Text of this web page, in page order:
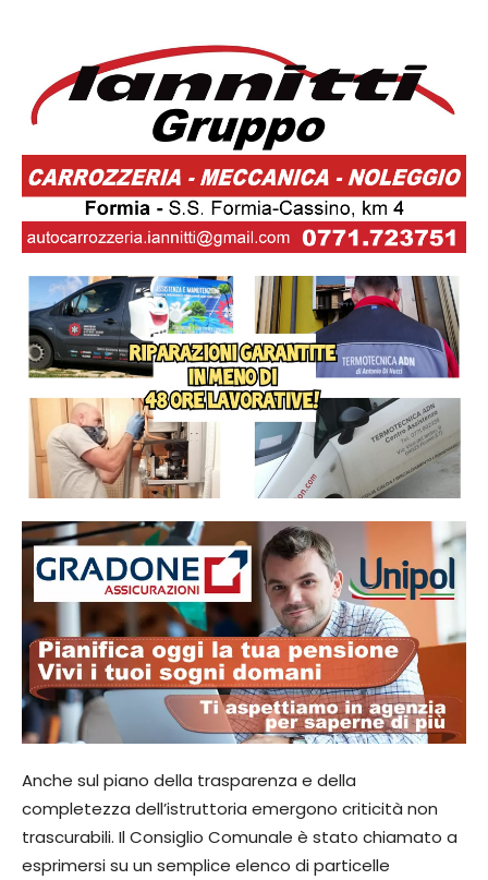
Anche sul piano della trasparenza e della
completezza dell’istruttoria emergono criticità non
trascurabili. Il Consiglio Comunale è stato chiamato a
esprimersi su un semplice elenco di particelle